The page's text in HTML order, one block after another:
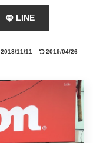
LINE
2018/11/11 2019/04/26